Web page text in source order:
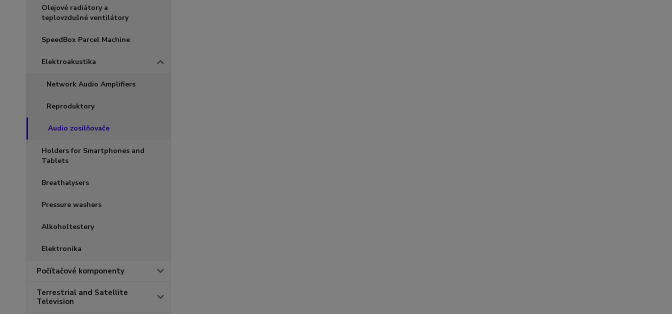
Olejové radiátory a
teplovzdušné ventilátory
SpeedBox Parcel Machine
Elektroakustika
Network Audio Amplifiers
Reproduktory
Audio zosilňovače
Holders for Smartphones and
Tablets
Breathalysers
Pressure washers
Alkoholtestery
Elektronika
Počítačové komponenty
Terrestrial and Satellite
Television